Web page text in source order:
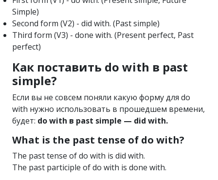
Simple)
Second form (V2) - did with. (Past simple)
Third form (V3) - done with. (Present perfect, Past
perfect)
Как поставить do with в past
simple?
Если вы не совсем поняли какую форму для do
with нужно использовать в прошедшем времени,
будет: do with в past simple — did with.
What is the past tense of do with?
The past tense of do with is did with.
The past participle of do with is done with.